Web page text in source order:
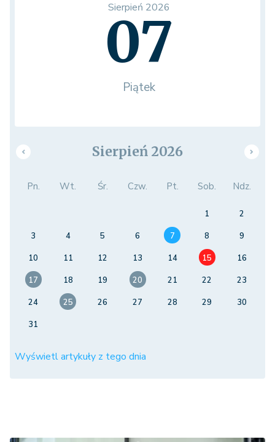
Sierpień 2026
07
Piątek
Sierpień 2026
Pn. Wt. Śr. Czw. Pt. Sob. Ndz.
1
2
3
4 5 6 7 8
9
10
11 12 13 14 15
16
17
18 19 20 21 22
23
24
25 26 27 28 29
30
31
Wyświetl artykuły z tego dnia